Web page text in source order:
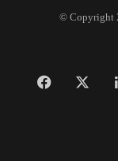
© Copyright
Facebook